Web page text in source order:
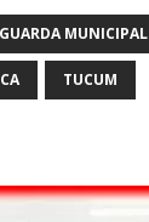
GUARDA MUNICIPAL
TUCUM